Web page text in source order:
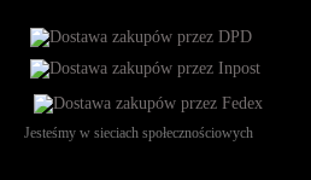
Jesteśmy w sieciach społecznościowych